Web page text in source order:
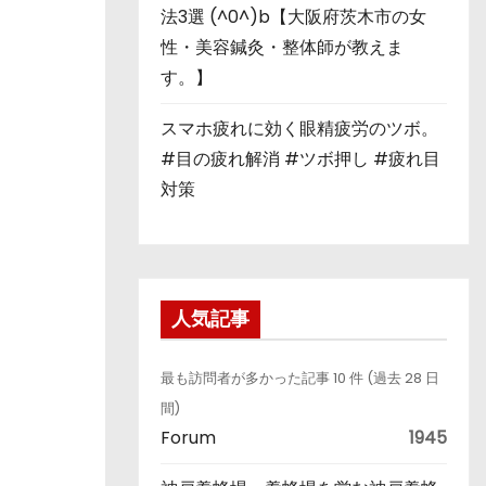
法3選 (^0^)b【大阪府茨木市の女
性・美容鍼灸・整体師が教えま
す。】
スマホ疲れに効く眼精疲労のツボ。
#目の疲れ解消 #ツボ押し #疲れ目
対策
人気記事
最も訪問者が多かった記事 10 件 (過去 28 日
間)
Forum 1945